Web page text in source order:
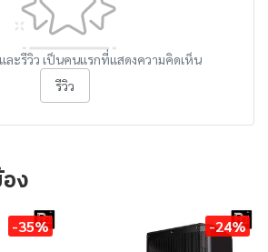
ละรีวิว เป็นคนแรกที่แสดงความคิดเห็น
รีวิว
ง
-35% -24%